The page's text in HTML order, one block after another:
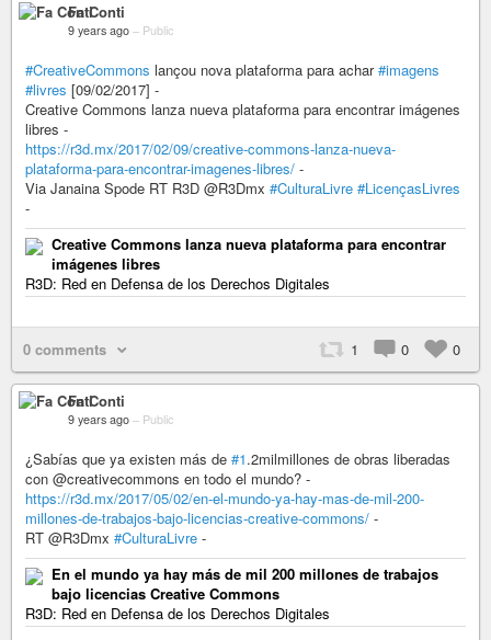
Fa Conti
9 years ago – Public
#CreativeCommons lançou nova plataforma para achar#imagens
#livres [09/02/2017] -
Creative Commons lanza nueva plataforma para encontrar imágenes
libres -
https://r3d.mx/2017/02/09/creative-commons-lanza-nueva-
plataforma-para-encontrar-imagenes-libres/ -
Via Janaina Spode RT R3D @R3Dmx #CulturaLivre #LicençasLivres
-
Creative Commons lanza nueva plataforma para encontrar
imágenes libres
R3D: Red en Defensa de los Derechos Digitales
0 comments 1 0 0
Fa Conti
9 years ago – Public
¿Sabías que ya existen más de #1.2milmillones de obras liberadas
con @creativecommons en todo el mundo? -
https://r3d.mx/2017/05/02/en-el-mundo-ya-hay-mas-de-mil-200-
millones-de-trabajos-bajo-licencias-creative-commons/ -
RT @R3Dmx #CulturaLivre -
En el mundo ya hay más de mil 200 millones de trabajos
bajo licencias Creative Commons
R3D: Red en Defensa de los Derechos Digitales